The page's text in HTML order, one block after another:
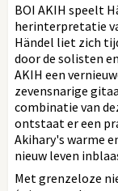
BOI AKIH speelt
herinterpretatie
Händel liet zich
door de solisten
AKIH een
zevensnarige
combinatie van
ontstaat er een
Akihary's warme
nieuw leven
Met grenzeloze